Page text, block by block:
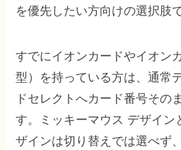
を優先したい方向けの選択肢で
すでにイオンカードやイオン
型）を持っている方は、通常
ドセレクトへカード番号その
す。ミッキーマウス デザイ
ザインは切り替えでは選べず